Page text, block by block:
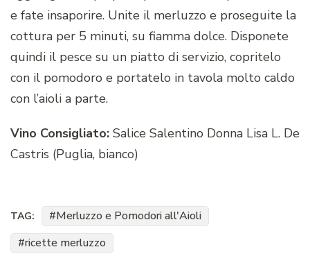
e fate insaporire. Unite il merluzzo e proseguite la
cottura per 5 minuti, su fiamma dolce. Disponete
quindi il pesce su un piatto di servizio, copritelo
con il pomodoro e portatelo in tavola molto caldo
con l’aioli a parte.
Vino Consigliato: Salice Salentino Donna Lisa L. De
Castris (Puglia, bianco)
TAG:
Merluzzo e Pomodori all'Aioli
ricette merluzzo